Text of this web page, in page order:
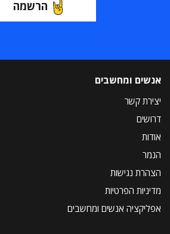
הרשמה
אנשים ומחשבים
יצירת קשר
דרושים
אודות
הנמר
הצהרת נגישות
מדיניות הפרטיות
אפליקציה אנשים ומחשבים